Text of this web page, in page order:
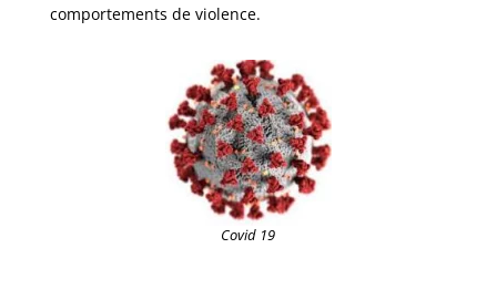
comportements de violence.
Covid 19